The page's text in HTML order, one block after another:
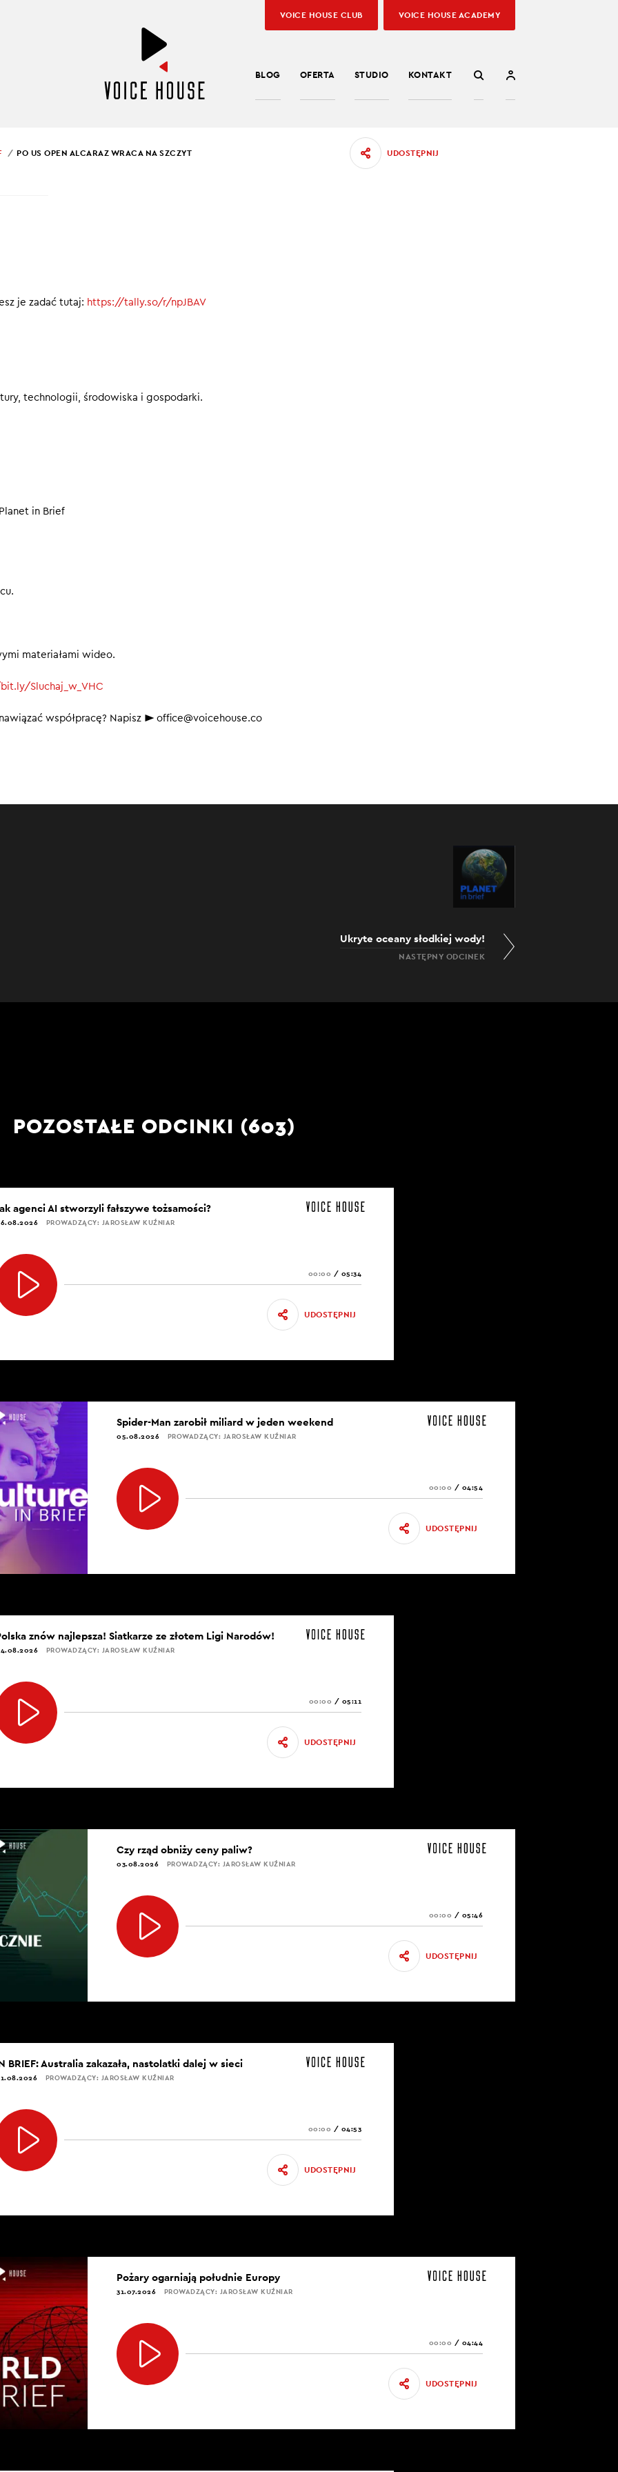
BLOG OFERTA STUDIO KONTAKT
VOICE HOUSE CLUB VOICE HOUSE ACADEMY
WTA może jeszcze walczyć
PO US OPEN ALCARAZ WRACA NA SZCZYT UDOSTĘPNIJ
je zadać tutaj: https://tally.so/r/npJBAV
technologii, środowiska i gospodarki.
in Brief
materiałami wideo.
Sluchaj_w_VHC
współpracę? Napisz ► office@voicehouse.co
Ukryte oceany słodkiej wody!
NASTĘPNY ODCINEK
POZOSTAŁE ODCINKI (603)
agenci AI stworzyli fałszywe tożsamości?
PROWADZĄCY: JAROSŁAW KUŹNIAR
00:00 / 05:34
UDOSTĘPNIJ
Spider-Man zarobił miliard w jeden weekend
05.08.2026 PROWADZĄCY: JAROSŁAW KUŹNIAR
00:00 / 04:54
UDOSTĘPNIJ
znów najlepsza! Siatkarze ze złotem Ligi Narodów!
PROWADZĄCY: JAROSŁAW KUŹNIAR
00:00 / 05:11
UDOSTĘPNIJ
Czy rząd obniży ceny paliw?
03.08.2026 PROWADZĄCY: JAROSŁAW KUŹNIAR
00:00 / 05:46
UDOSTĘPNIJ
BRIEF: Australia zakazała, nastolatki dalej w sieci
PROWADZĄCY: JAROSŁAW KUŹNIAR
00:00 / 04:53
UDOSTĘPNIJ
Pożary ogarniają południe Europy
31.07.2026 PROWADZĄCY: JAROSŁAW KUŹNIAR
00:00 / 04:44
UDOSTĘPNIJ